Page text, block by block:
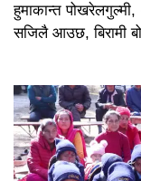
हुमाकान्त
सजिलै आउछ, बिरामी